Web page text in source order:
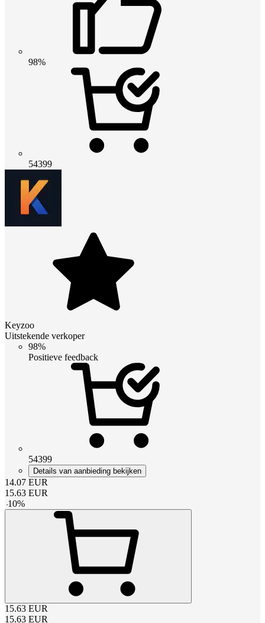
98%
54399
Keyzoo
Uitstekende verkoper
98%
Positieve feedback
54399
Details van aanbieding bekijken
14.07 EUR
15.63 EUR
-10%
15.63 EUR
15.63 EUR